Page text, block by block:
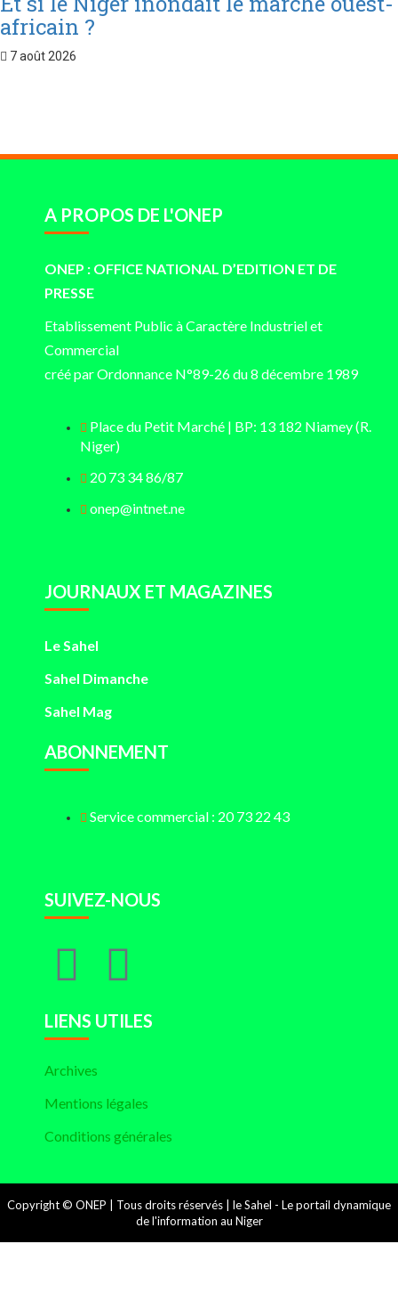
africain ?
7 août 2026
A PROPOS DE L'ONEP
ONEP : OFFICE NATIONAL D’EDITION ET DE
PRESSE
Etablissement Public à Caractère Industriel et
Commercial
créé par Ordonnance N°89-26 du 8 décembre 1989
Place du Petit Marché | BP: 13 182 Niamey (R.
Niger)
20 73 34 86/87
onep@intnet.ne
JOURNAUX ET MAGAZINES
Le Sahel
Sahel Dimanche
Sahel Mag
ABONNEMENT
Service commercial : 20 73 22 43
SUIVEZ-NOUS
LIENS UTILES
Archives
Mentions légales
Conditions générales
Copyright © ONEP | Tous droits réservés | le Sahel - Le portail dynamique
de l'information au Niger